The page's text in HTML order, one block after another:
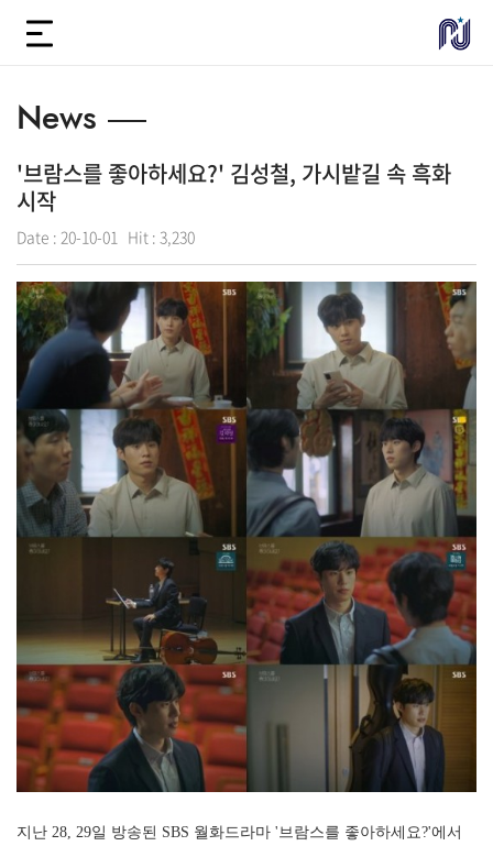
News
'브람스를 좋아하세요?' 김성철, 가시밭길 속 흑화
시작
Date : 20-10-01 Hit : 3,230
지난 28, 29일 방송된 SBS 월화드라마 '브람스를 좋아하세요?'에서